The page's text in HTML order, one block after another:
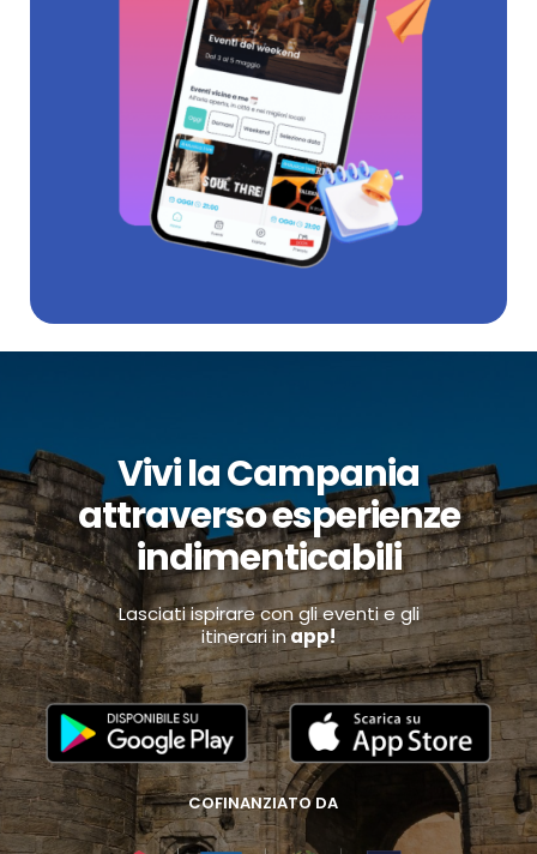
Vivi la Campania
attraverso esperienze
indimenticabili
Lasciati ispirare con gli eventi e gli
itinerari inapp!
COFINANZIATO DA